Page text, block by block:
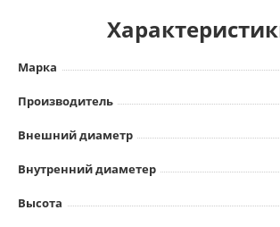
Марка
Производитель
Внешний диаметр
Внутренний диаметер
Высота